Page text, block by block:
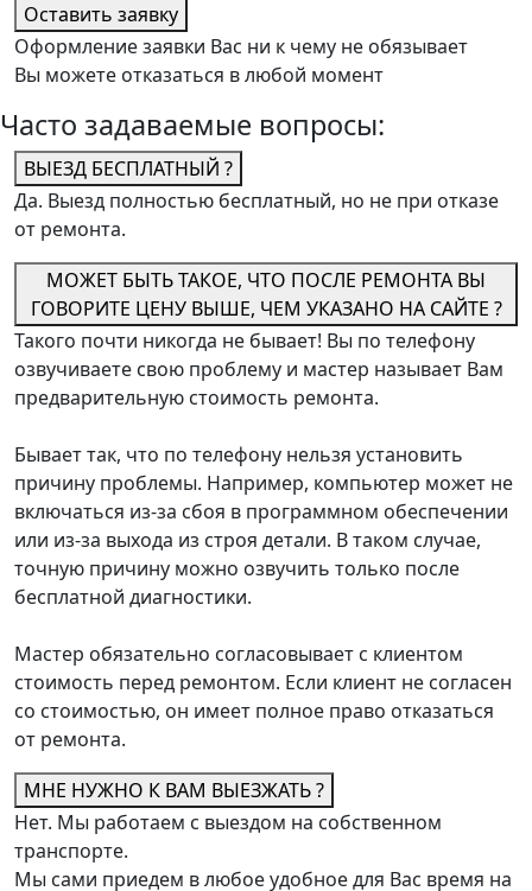
Оставить заявку
Оформление заявки Вас ни к чему не обязывает
Вы можете отказаться в любой момент
Часто задаваемые вопросы:
ВЫЕЗД БЕСПЛАТНЫЙ ?
Да. Выезд полностью бесплатный, но не при отказе
от ремонта.
МОЖЕТ БЫТЬ ТАКОЕ, ЧТО ПОСЛЕ РЕМОНТА ВЫ
ГОВОРИТЕ ЦЕНУ ВЫШЕ, ЧЕМ УКАЗАНО НА САЙТЕ ?
Такого почти никогда не бывает! Вы по телефону
озвучиваете свою проблему и мастер называет Вам
предварительную стоимость ремонта.
Бывает так, что по телефону нельзя установить
причину проблемы. Например, компьютер может не
включаться из-за сбоя в программном обеспечении
или из-за выхода из строя детали. В таком случае,
точную причину можно озвучить только после
бесплатной диагностики.
Мастер обязательно согласовывает с клиентом
стоимость перед ремонтом. Если клиент не согласен
со стоимостью, он имеет полное право отказаться
от ремонта.
МНЕ НУЖНО К ВАМ ВЫЕЗЖАТЬ ?
Нет. Мы работаем с выездом на собственном
транспорте.
Мы сами приедем в любое удобное для Вас время на